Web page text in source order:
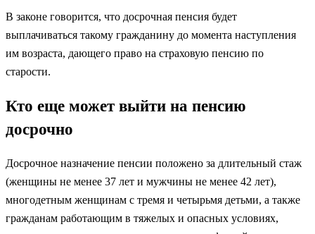
В законе говорится, что досрочная пенсия будет
выплачиваться такому гражданину до момента наступления
им возраста, дающего право на страховую пенсию по
старости.
Кто еще может выйти на пенсию
досрочно
Досрочное назначение пенсии положено за длительный стаж
(женщины не менее 37 лет и мужчины не менее 42 лет),
многодетным женщинам с тремя и четырьмя детьми, а также
гражданам работающим в тяжелых и опасных условиях,